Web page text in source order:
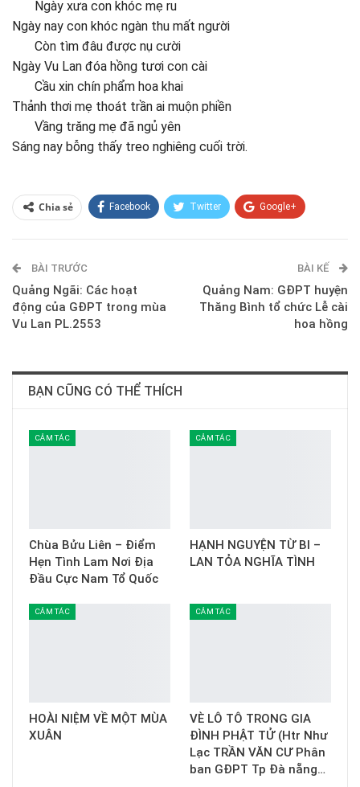
Ngày xưa con khóc mẹ ru
Ngày nay con khóc ngàn thu mất người
Còn tìm đâu được nụ cười
Ngày Vu Lan đóa hồng tươi con cài
Cầu xin chín phẩm hoa khai
Thảnh thơi mẹ thoát trần ai muộn phiền
Vầng trăng mẹ đã ngủ yên
Sáng nay bỗng thấy treo nghiêng cuối trời.
Chia sẻ Facebook Twitter Google+
E-mail
BÀI TRƯỚC
Quảng Ngãi: Các hoạt
động của GĐPT trong mùa
Vu Lan PL.2553
BÀI KẾ
Quảng Nam: GĐPT huyện
Thăng Bình tổ chức Lễ cài
hoa hồng
BẠN CŨNG CÓ THỂ THÍCH
CẢM TÁC
Chùa Bửu Liên – Điểm
Hẹn Tình Lam Nơi Địa
Đầu Cực Nam Tổ Quốc
CẢM TÁC
HẠNH NGUYỆN TỪ BI –
LAN TỎA NGHĨA TÌNH
CẢM TÁC
HOÀI NIỆM VỀ MỘT MÙA
XUÂN
CẢM TÁC
VÈ LÔ TÔ TRONG GIA
ĐÌNH PHẬT TỬ (Htr Như
Lạc TRẦN VĂN CƯ Phân
ban GĐPT Tp Đà nẵng…